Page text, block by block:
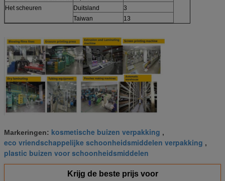
Het scheuren
Duitsland
3
Taiwan
13
Markeringen: kosmetische buizen verpakking ,
eco vriendschappelijke schoonheidsmiddelen verpakking ,
plastic buizen voor schoonheidsmiddelen
Krijg de beste prijs voor